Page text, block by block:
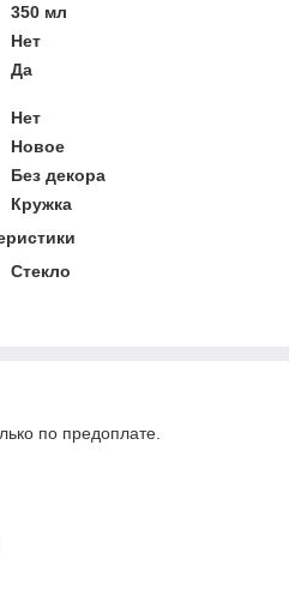
350 мл
Нет
Да
Нет
Новое
Без декора
Кружка
Стекло
по предоплате.